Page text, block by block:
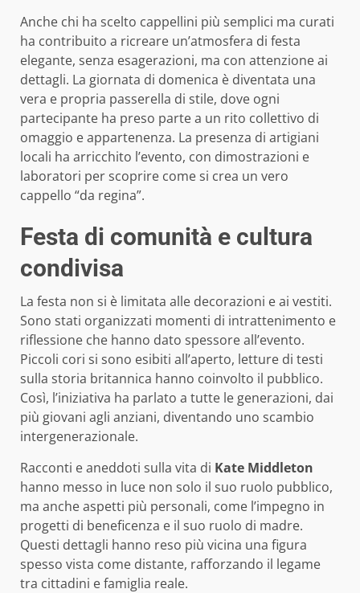
Anche chi ha scelto cappellini più semplici ma curati
ha contribuito a ricreare un’atmosfera di festa
elegante, senza esagerazioni, ma con attenzione ai
dettagli. La giornata di domenica è diventata una
vera e propria passerella di stile, dove ogni
partecipante ha preso parte a un rito collettivo di
omaggio e appartenenza. La presenza di artigiani
locali ha arricchito l’evento, con dimostrazioni e
laboratori per scoprire come si crea un vero
cappello “da regina”.
Festa di comunità e cultura
condivisa
La festa non si è limitata alle decorazioni e ai vestiti.
Sono stati organizzati momenti di intrattenimento e
riflessione che hanno dato spessore all’evento.
Piccoli cori si sono esibiti all’aperto, letture di testi
sulla storia britannica hanno coinvolto il pubblico.
Così, l’iniziativa ha parlato a tutte le generazioni, dai
più giovani agli anziani, diventando uno scambio
intergenerazionale.
Racconti e aneddoti sulla vita di Kate Middleton
hanno messo in luce non solo il suo ruolo pubblico,
ma anche aspetti più personali, come l’impegno in
progetti di beneficenza e il suo ruolo di madre.
Questi dettagli hanno reso più vicina una figura
spesso vista come distante, rafforzando il legame
tra cittadini e famiglia reale.